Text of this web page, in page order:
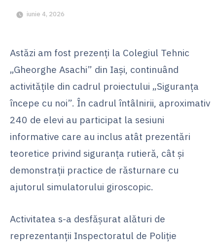
iunie 4, 2026
Astăzi am fost prezenți la Colegiul Tehnic
„Gheorghe Asachi” din Iași, continuând
activitățile din cadrul proiectului „Siguranța
începe cu noi”. În cadrul întâlnirii, aproximativ
240 de elevi au participat la sesiuni
informative care au inclus atât prezentări
teoretice privind siguranța rutieră, cât și
demonstrații practice de răsturnare cu
ajutorul simulatorului giroscopic.
Activitatea s-a desfășurat alături de
reprezentanții Inspectoratul de Poliție